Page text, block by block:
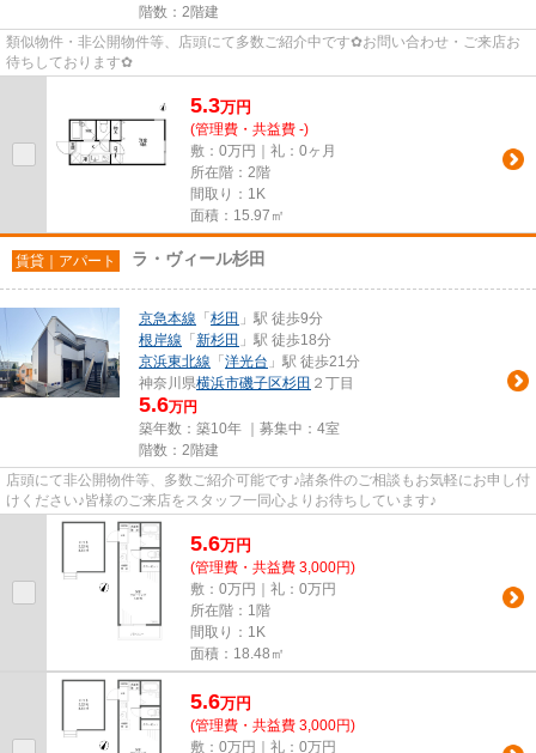
階数：2階建
類似物件・非公開物件等、店頭にて多数ご紹介中です✿お問い合わせ・ご来店お
待ちしております✿
5.3万円
(管理費・共益費 -)
敷：0万円｜礼：0ヶ月
所在階：2階
間取り：1K
面積：15.97㎡
賃貸｜アパート ラ・ヴィール杉田
京急本線 「 杉田 」駅 徒歩9分
根岸線 「 新杉田 」駅 徒歩18分
京浜東北線 「 洋光台 」駅 徒歩21分
神奈川県横浜市磯子区杉田 ２丁目
5.6万円
築年数：築10年 ｜募集中： 4室
階数：2階建
店頭にて非公開物件等、多数ご紹介可能です♪諸条件のご相談もお気軽にお申し付
けください♪皆様のご来店をスタッフ一同心よりお待ちしています♪
5.6万円
(管理費・共益費 3,000円)
敷：0万円｜礼：0万円
所在階：1階
間取り：1K
面積：18.48㎡
5.6万円
(管理費・共益費 3,000円)
敷：0万円｜礼：0万円